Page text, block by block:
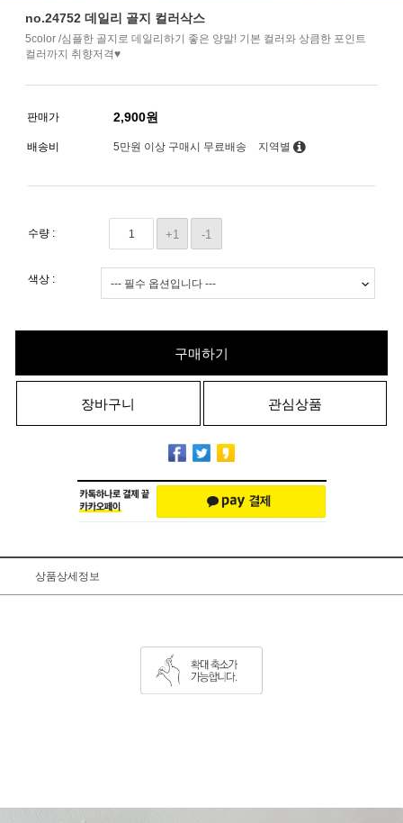
no.24752 데일리 골지 컬러삭스
5color /심플한 골지로 데일리하기 좋은 양말! 기본 컬러와 상큼한 포인트
컬러까지 취향저격♥
판매가 2,900원
배송비 5만원 이상 구매시 무료배송 지역별
수량 : +1 -1
색상 :
구매하기
장바구니 관심상품
상품상세정보